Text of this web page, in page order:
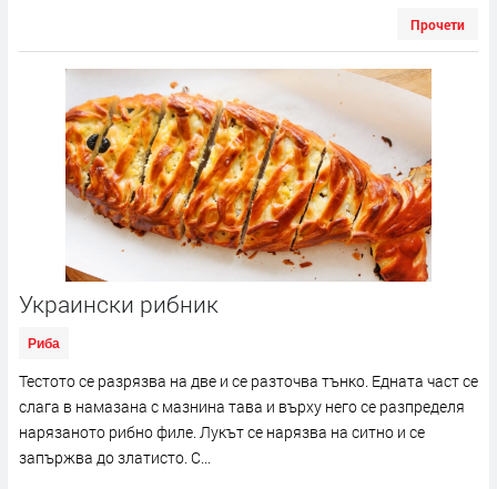
Прочети
Украински рибник
Риба
Тестото се разрязва на две и се разточва тънко. Едната част се
слага в намазана с мазнина тава и върху него се разпределя
нарязаното рибно филе. Лукът се нарязва на ситно и се
запържва до златисто. С...